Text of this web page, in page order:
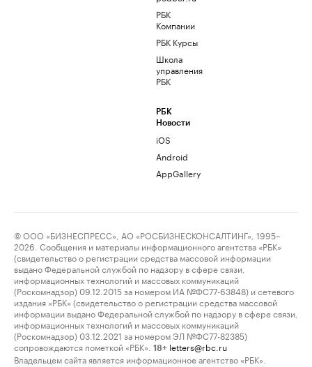
РБК
Компании
РБК Курсы
Школа
управления
РБК
РБК
Новости
iOS
Android
AppGallery
© ООО «БИЗНЕСПРЕСС», АО «РОСБИЗНЕСКОНСАЛТИНГ», 1995–
2026. Сообщения и материалы информационного агентства «РБК»
(свидетельство о регистрации средства массовой информации
выдано Федеральной службой по надзору в сфере связи,
информационных технологий и массовых коммуникаций
(Роскомнадзор) 09.12.2015 за номером ИА №ФС77-63848) и сетевого
издания «РБК» (свидетельство о регистрации средства массовой
информации выдано Федеральной службой по надзору в сфере связи,
информационных технологий и массовых коммуникаций
(Роскомнадзор) 03.12.2021 за номером ЭЛ №ФС77-82385)
сопровождаются пометкой «РБК».
18+ letters@rbc.ru
Владельцем сайта является информационное агентство «РБК».